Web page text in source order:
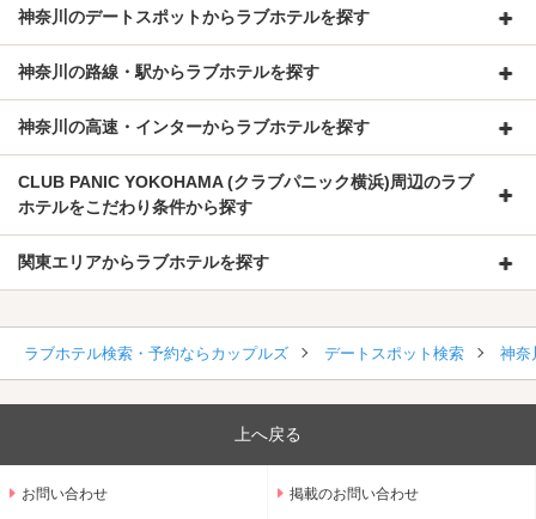
神奈川のデートスポットからラブホテルを探す
神奈川の路線・駅からラブホテルを探す
神奈川の高速・インターからラブホテルを探す
CLUB PANIC YOKOHAMA (クラブパニック横浜)周辺のラブ
ホテルをこだわり条件から探す
関東エリアからラブホテルを探す
ラブホテル検索・予約ならカップルズ デートスポット検索 神奈
上へ戻る
お問い合わせ 掲載のお問い合わせ